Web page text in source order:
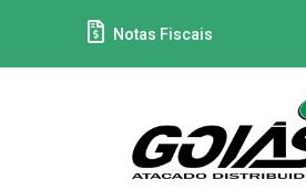
Notas Fiscais